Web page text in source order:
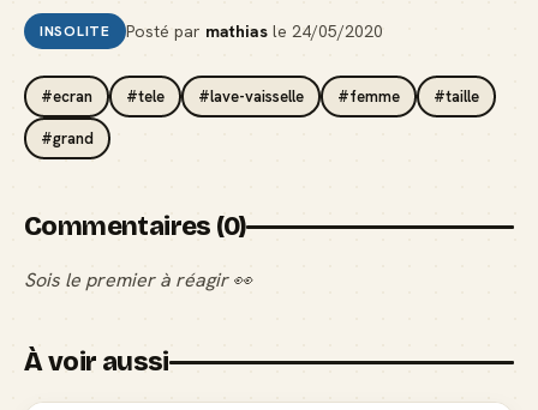
INSOLITE Posté par mathiasle 24/05/2020
#ecran #tele #lave-vaisselle #femme #taille
#grand
Commentaires (0)
Sois le premier à réagir 👀
À voir aussi